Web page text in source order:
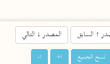
رعاية
يوماً وليلةً.↑السابق المصدر↓التالي
نسخ الجميع ا+ ا-